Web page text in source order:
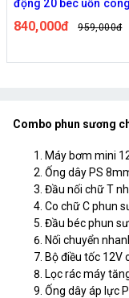
20 béc uốn cong bơm
96w điều khiển bằng
959,000đ
Combo phun sương
Máy bơm mini
Ống dây PS
Đầu nối chữ T
Co chữ C phun
Đầu béc phun
Nối chuyển
Bộ điều tốc 12V
Lọc rác máy
Ống dây áp lực